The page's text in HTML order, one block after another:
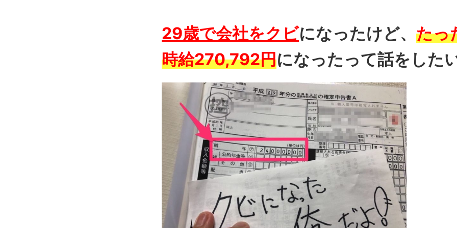
29歳で会社をクビになったけど、 たっ
時給270,792円になったって話をしたい